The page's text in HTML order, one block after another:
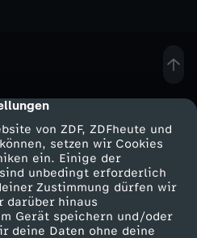
von ZDF, ZDFheute und
setzen wir Cookies
ein. Einige der
unbedingt erforderlich
Zustimmung dürfen wir
darüber hinaus
Gerät speichern und/oder
deine Daten ohne deine
Service
ZDFmitreden